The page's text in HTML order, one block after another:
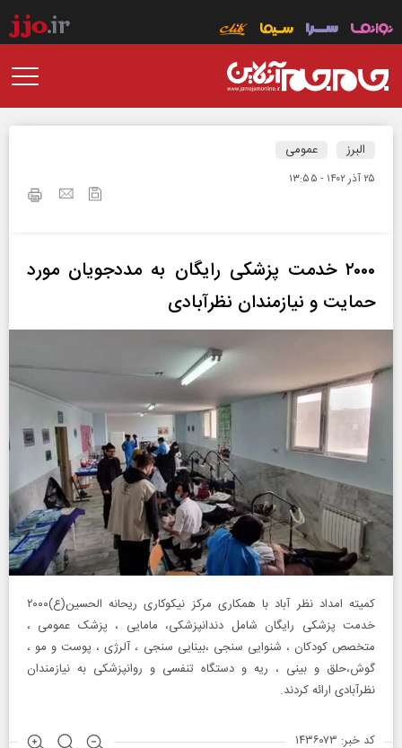
البرز عمومی
۲۵ آذر ۱۴۰۲ - ۱۳:۵۵
۲۰۰۰ خدمت پزشکی رایگان به مددجویان مورد
حمایت و نیازمندان نظرآبادی
کمیته امداد نظر آباد با همکاری مرکز نیکوکاری ریحانه الحسین(ع)۲۰۰۰
خدمت پزشکی رایگان شامل دندانپزشکی، مامایی ، پزشک عمومی ،
متخصص کودکان ، شنوایی سنجی ،بینایی سنجی ، آلرژی ، پوست و مو ،
گوش،حلق و بینی ، ریه و دستگاه تنفسی و روانپزشکی به نیازمندان
نظرآبادی ارائه کردند.
کد خبر: ۱۴۳۶۰۷۳